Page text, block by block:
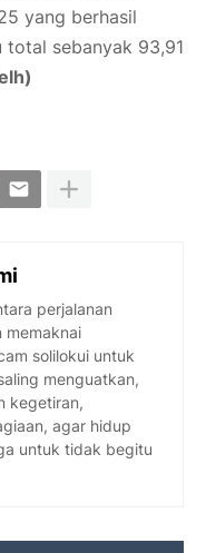
yang berhasil
total sebanyak 93,91
perjalanan
memaknai
solilokui untuk
menguatkan,
kegetiran,
agar hidup
untuk tidak begitu